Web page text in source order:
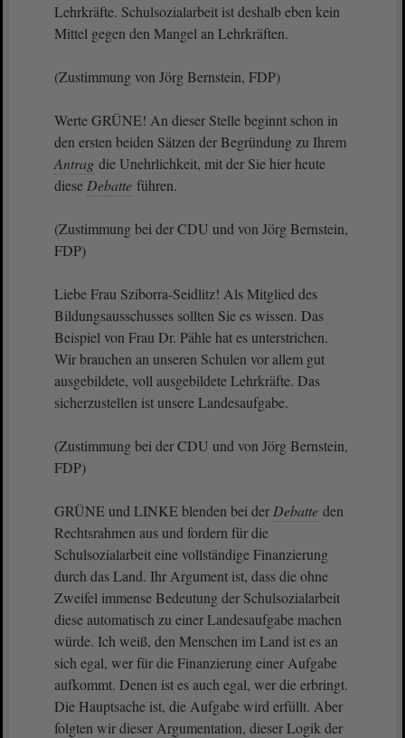
Lehrkräfte. Schulsozialarbeit ist deshalb eben kein
Mittel gegen den Mangel an Lehrkräften.
(Zustimmung von Jörg Bernstein, FDP)
Werte GRÜNE! An dieser Stelle beginnt schon in
den ersten beiden Sätzen der Begründung zu Ihrem
Antrag die Unehrlichkeit, mit der Sie hier heute
diese Debatte führen.
(Zustimmung bei der CDU und von Jörg Bernstein,
FDP)
Liebe Frau Sziborra-Seidlitz! Als Mitglied des
Bildungsausschusses sollten Sie es wissen. Das
Beispiel von Frau Dr. Pähle hat es unterstrichen.
Wir brauchen an unseren Schulen vor allem gut
ausgebildete, voll ausgebildete Lehrkräfte. Das
sicherzustellen ist unsere Landesaufgabe.
(Zustimmung bei der CDU und von Jörg Bernstein,
FDP)
GRÜNE und LINKE blenden bei der Debatte den
Rechtsrahmen aus und fordern für die
Schulsozialarbeit eine vollständige Finanzierung
durch das Land. Ihr Argument ist, dass die ohne
Zweifel immense Bedeutung der Schulsozialarbeit
diese automatisch zu einer Landesaufgabe machen
würde. Ich weiß, den Menschen im Land ist es an
sich egal, wer für die Finanzierung einer Aufgabe
aufkommt. Denen ist es auch egal, wer die erbringt.
Die Hauptsache ist, die Aufgabe wird erfüllt. Aber
folgten wir dieser Argumentation, dieser Logik der